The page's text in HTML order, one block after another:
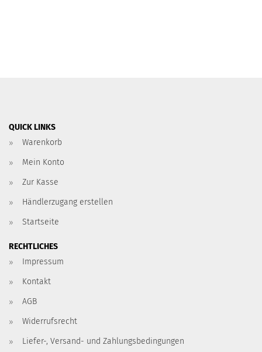
QUICK LINKS
Warenkorb
Mein Konto
Zur Kasse
Händlerzugang erstellen
Startseite
RECHTLICHES
Impressum
Kontakt
AGB
Widerrufsrecht
Liefer-, Versand- und Zahlungsbedingungen